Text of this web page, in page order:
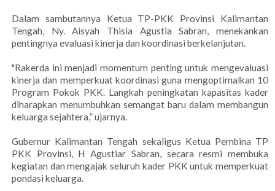
Dalam sambutannya Ketua TP-PKK Provinsi Kalimantan
Tengah, Ny. Aisyah Thisia Agustia Sabran, menekankan
pentingnya evaluasi kinerja dan koordinasi berkelanjutan.
"Rakerda ini menjadi momentum penting untuk mengevaluasi
kinerja dan memperkuat koordinasi guna mengoptimalkan 10
Program Pokok PKK. Langkah peningkatan kapasitas kader
diharapkan menumbuhkan semangat baru dalam membangun
keluarga sejahtera,” ujarnya.
Gubernur Kalimantan Tengah sekaligus Ketua Pembina TP
PKK Provinsi, H Agustiar Sabran, secara resmi membuka
kegiatan dan mengajak seluruh kader PKK untuk memperkuat
pondasi keluarga.